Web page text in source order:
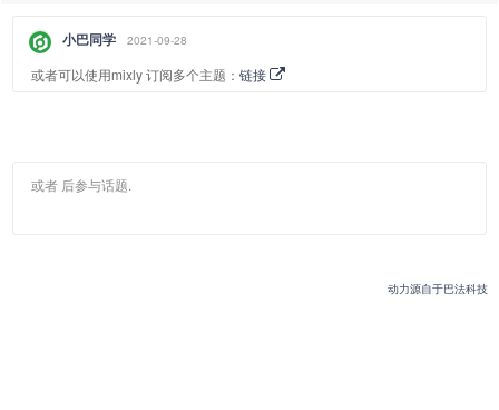
小巴同学 2021-09-28
或者可以使用mixly 订阅多个主题： 链接
或者 后参与话题.
动力源自于巴法科技